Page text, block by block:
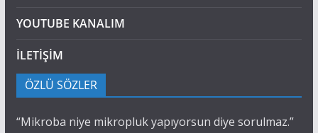
YOUTUBE KANALIM
İLETİŞİM
ÖZLÜ SÖZLER
“Mikroba niye mikropluk yapıyorsun diye sorulmaz.”